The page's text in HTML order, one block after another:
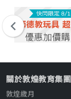
關於敦煌教育集團
敦煌歲月